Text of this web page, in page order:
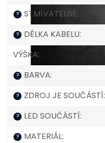
? STMÍVATELNÉ:
? DÉLKA KABELU:
VÝŠKA:
? BARVA:
? ZDROJ JE SOUČÁSTÍ:
? LED SOUČÁSTÍ:
? MATERIÁL: